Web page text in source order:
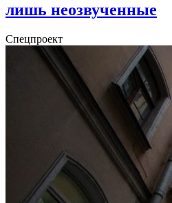
лишь неозвученные
Спецпроект